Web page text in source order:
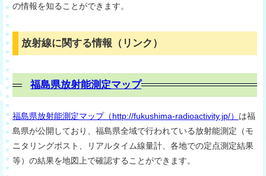
の情報を知ることができます。
放射線に関する情報（リンク）
福島県放射能測定マップ
福島県放射能測定マップ（http://fukushima-radioactivity.jp/） は福
島県が公開しており、福島県全域で行われている放射能測定（モ
ニタリングポスト、リアルタイム線量計、各地での定点測定結果
等）の結果を地図上で確認することができます。